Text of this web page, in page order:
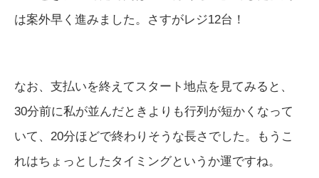
は案外早く進みました。さすがレジ12台！
なお、支払いを終えてスタート地点を見てみると、
30分前に私が並んだときよりも行列が短かくなって
いて、20分ほどで終わりそうな長さでした。もうこ
れはちょっとしたタイミングというか運ですね。